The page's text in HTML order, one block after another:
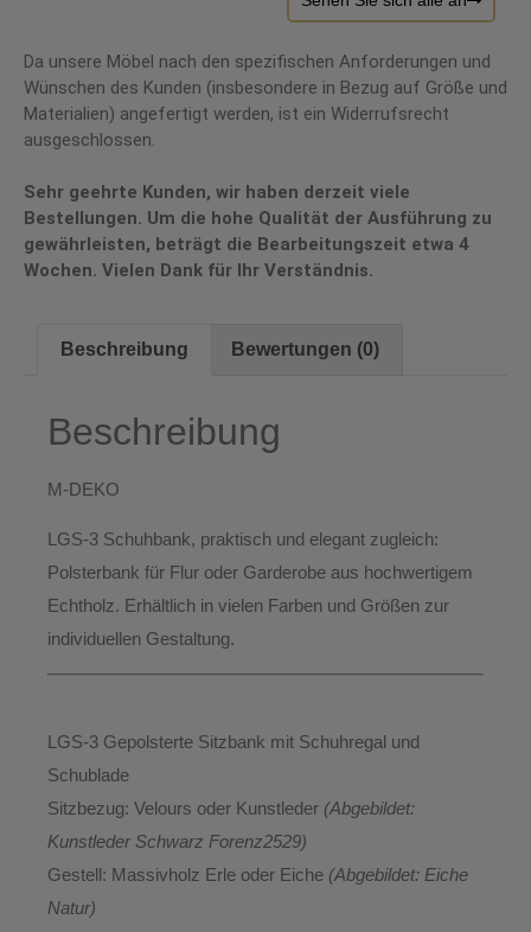
Da unsere Möbel nach den spezifischen Anforderungen und
Wünschen des Kunden (insbesondere in Bezug auf Größe und
Materialien) angefertigt werden, ist ein Widerrufsrecht
ausgeschlossen.
Sehr geehrte Kunden, wir haben derzeit viele
Bestellungen. Um die hohe Qualität der Ausführung zu
gewährleisten, beträgt die Bearbeitungszeit etwa 4
Wochen. Vielen Dank für Ihr Verständnis.
Beschreibung Bewertungen (0)
Beschreibung
M-DEKO
LGS-3 Schuhbank, praktisch und elegant zugleich:
Polsterbank für Flur oder Garderobe aus hochwertigem
Echtholz. Erhältlich in vielen Farben und Größen zur
individuellen Gestaltung.
LGS-3 Gepolsterte Sitzbank mit Schuhregal und
Schublade
Sitzbezug: Velours oder Kunstleder (Abgebildet:
Kunstleder Schwarz Forenz2529)
Gestell: Massivholz Erle oder Eiche (Abgebildet: Eiche
Natur)